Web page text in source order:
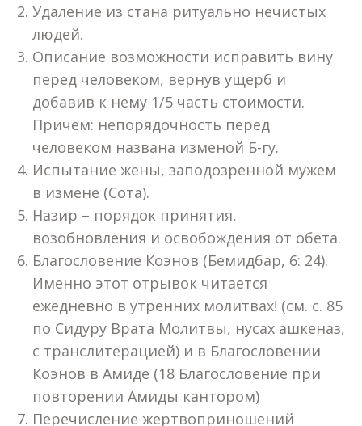
Удаление из стана ритуально нечистых
людей.
Описание возможности исправить вину
перед человеком, вернув ущерб и
добавив к нему 1/5 часть стоимости.
Причем: непорядочность перед
человеком названа изменой Б-гу.
Испытание жены, заподозренной мужем
в измене (Сота).
Назир – порядок принятия,
возобновления и освобождения от обета.
Благословение Коэнов (Бемидбар, 6: 24).
Именно этот отрывок читается
ежедневно в утренних молитвах! (см. с. 85
по Сидуру Врата Молитвы, нусах ашкеназ,
с транслитерацией) и в Благословении
Коэнов в Амиде (18 Благословение при
повторении Амиды кантором)
Перечисление жертвоприношений